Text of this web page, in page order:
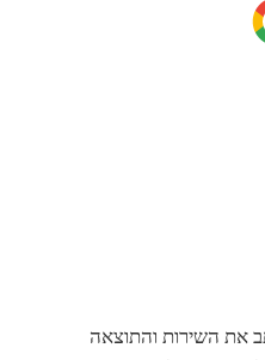
את השירות והתוצאה